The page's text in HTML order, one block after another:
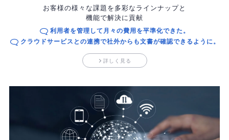
お客様の様々な課題を多彩なラインナップと
機能で解決に貢献
利用者を管理して月々の費用を平準化できた。
クラウドサービスとの連携で社外からも文書が確認できるように。
詳しく見る